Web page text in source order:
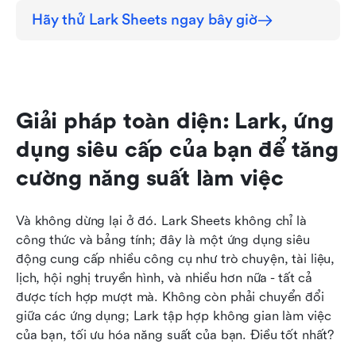
Hãy thử Lark Sheets ngay bây giờ
Giải pháp toàn diện: Lark, ứng
dụng siêu cấp của bạn để tăng
cường năng suất làm việc
Và không dừng lại ở đó. Lark Sheets không chỉ là
công thức và bảng tính; đây là một ứng dụng siêu
động cung cấp nhiều công cụ như trò chuyện, tài liệu,
lịch, hội nghị truyền hình, và nhiều hơn nữa - tất cả
được tích hợp mượt mà. Không còn phải chuyển đổi
giữa các ứng dụng; Lark tập hợp không gian làm việc
của bạn, tối ưu hóa năng suất của bạn. Điều tốt nhất?